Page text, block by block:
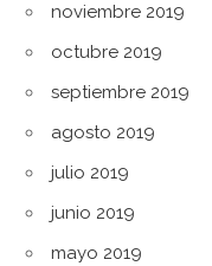
noviembre 2019
octubre 2019
septiembre 2019
agosto 2019
julio 2019
junio 2019
mayo 2019